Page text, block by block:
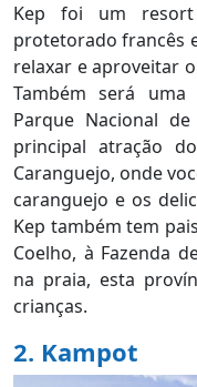
Kep foi um
protetorado francês
relaxar e aproveitar
Também será
Parque Nacional
principal atração
Caranguejo, onde
caranguejo e os
Kep também tem
Coelho, à Fazenda
na praia, esta
crianças.
2. Kampot